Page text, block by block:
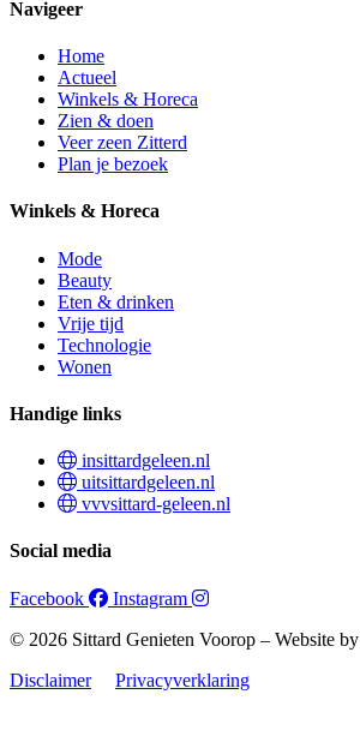
Navigeer
Home
Actueel
Winkels & Horeca
Zien & doen
Veer zeen Zitterd
Plan je bezoek
Winkels & Horeca
Mode
Beauty
Eten & drinken
Vrije tijd
Technologie
Wonen
Handige links
insittardgeleen.nl
uitsittardgeleen.nl
vvvsittard-geleen.nl
Social media
Facebook
Instagram
© 2026 Sittard Genieten Voorop – Website by
Disclaimer
Privacyverklaring